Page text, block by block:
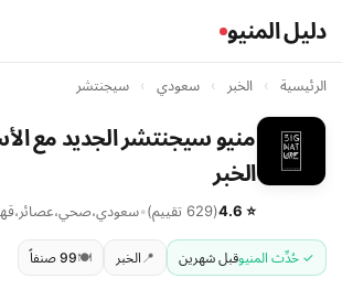
دليل المنيو
الرئيسية › الخبر › سعودي › سيجنتشر
منيو سيجنتشر الجديد مع
الخبر
⭐ 4.6 (629 تقييم) •سعودي،صحي،عصائر،
✓ حُدِّث المنيوقبل شهرين 📍 الخبر 🍽️99 صنفاً